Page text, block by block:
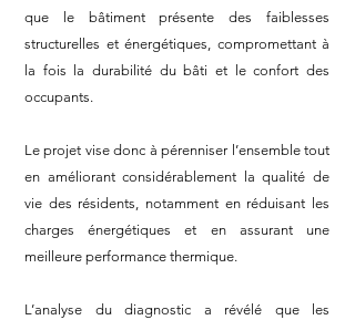
que le bâtiment présente des faiblesses
structurelles et énergétiques, compromettant à
la fois la durabilité du bâti et le confort des
occupants.
Le projet vise donc à pérenniser l’ensemble tout
en améliorant considérablement la qualité de
vie des résidents, notamment en réduisant les
charges énergétiques et en assurant une
meilleure performance thermique.
L’analyse du diagnostic a révélé que les